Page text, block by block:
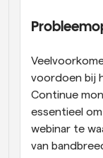
voordoen bij
Continue
essentieel
webinar te
van